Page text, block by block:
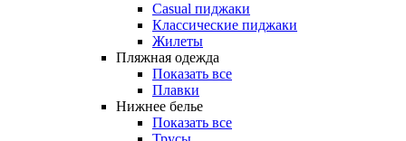
Casual пиджаки
Классические пиджаки
Жилеты
Пляжная одежда
Показать все
Плавки
Нижнее белье
Показать все